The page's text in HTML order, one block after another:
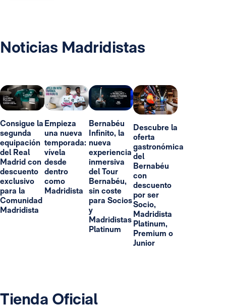
Noticias Madridistas
Consigue la
segunda
equipación
del Real
Madrid con
descuento
exclusivo
para la
Comunidad
Madridista
Empieza
una nueva
temporada:
vívela
desde
dentro
como
Madridista
Bernabéu
Infinito, la
nueva
experiencia
inmersiva
del Tour
Bernabéu,
sin coste
para Socios
y
Madridistas
Platinum
Descubre la
oferta
gastronómica
del
Bernabéu
con
descuento
por ser
Socio,
Madridista
Platinum,
Premium o
Junior
Tienda Oficial